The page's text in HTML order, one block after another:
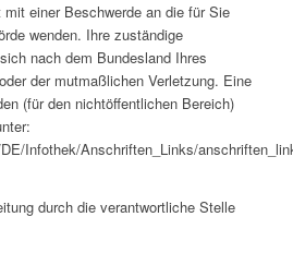
einer Beschwerde an die für Sie
wenden. Ihre zuständige
nach dem Bundesland Ihres
der mutmaßlichen Verletzung. Eine
(für den nichtöffentlichen Bereich)
Infothek/Anschriften_Links/
durch die verantwortliche Stelle